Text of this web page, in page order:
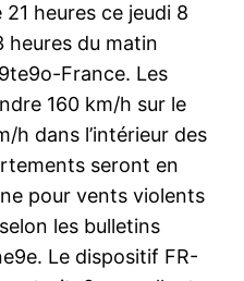
heures ce jeudi 8
heures du matin
France. Les
160 km/h sur le
h dans l’intérieur des
seront en
pour vents violents
les bulletins
Le dispositif FR-